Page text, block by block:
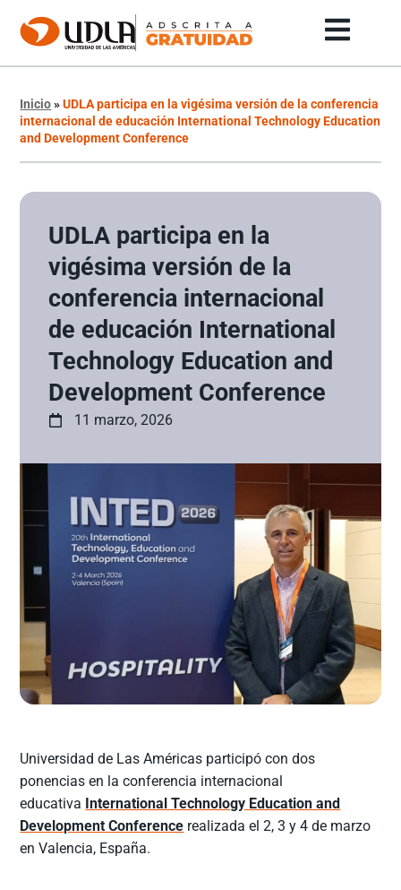
Inicio»UDLA participa en la vigésima versión de la conferencia
internacional de educación International Technology Education
and Development Conference
UDLA participa en la
vigésima versión de la
conferencia internacional
de educación International
Technology Education and
Development Conference
11 marzo, 2026
Universidad de Las Américas participó con dos
ponencias en la conferencia internacional
educativa International Technology Education and
Development Conference realizada el 2, 3 y 4 de marzo
en Valencia, España.